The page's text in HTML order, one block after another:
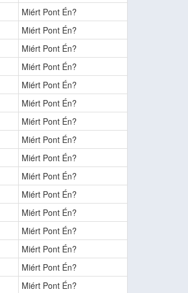
Miért Pont Én?
Miért Pont Én?
Miért Pont Én?
Miért Pont Én?
Miért Pont Én?
Miért Pont Én?
Miért Pont Én?
Miért Pont Én?
Miért Pont Én?
Miért Pont Én?
Miért Pont Én?
Miért Pont Én?
Miért Pont Én?
Miért Pont Én?
Miért Pont Én?
Miért Pont Én?